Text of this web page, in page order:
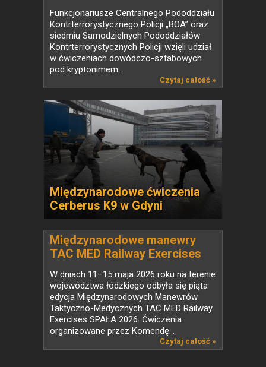
Funkcjonariusze Centralnego Pododdziału
Kontrterrorystycznego Policji „BOA” oraz
siedmiu Samodzielnych Pododdziałów
Kontrterrorystycznych Policji wzięli udział
w ćwiczeniach dowódczo-sztabowych
pod kryptonimem...
Czytaj całość »
Międzynarodowe ćwiczenia
Cerberus K9 w Gdyni
Międzynarodowe manewry
TAC MED Railway Exercises
SPAŁA 2026 zakończone
W dniach 11–15 maja 2026 roku na terenie
województwa łódzkiego odbyła się piąta
edycja Międzynarodowych Manewrów
Taktyczno-Medycznych TAC MED Railway
Exercises SPAŁA 2026. Ćwiczenia
organizowane przez Komendę...
Czytaj całość »